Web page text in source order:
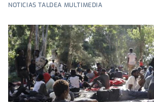
NOTICIAS TALDEA MULTIMEDIA